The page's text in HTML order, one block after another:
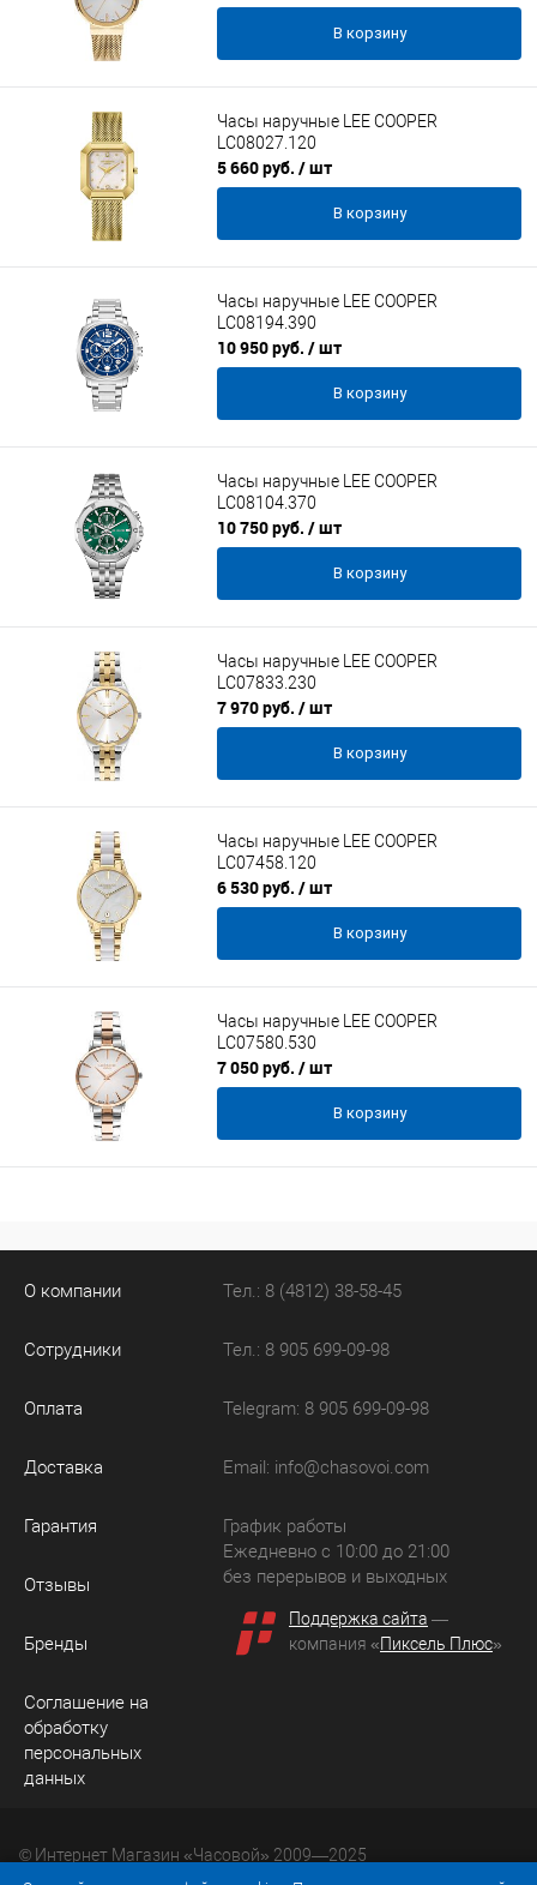
В корзину
Часы наручные LEE COOPER
LC08027.120
5 660 руб. / шт
В корзину
Часы наручные LEE COOPER
LC08194.390
10 950 руб. / шт
В корзину
Часы наручные LEE COOPER
LC08104.370
10 750 руб. / шт
В корзину
Часы наручные LEE COOPER
LC07833.230
7 970 руб. / шт
В корзину
Часы наручные LEE COOPER
LC07458.120
6 530 руб. / шт
В корзину
Часы наручные LEE COOPER
LC07580.530
7 050 руб. / шт
В корзину
О компании
Сотрудники
Оплата
Доставка
Гарантия
Отзывы
Бренды
Соглашение на
обработку
персональных
данных
Тел.: 8 (4812) 38-58-45
Тел.: 8 905 699-09-98
Telegram: 8 905 699-09-98
Email: info@chasovoi.com
График работы
Ежедневно с 10:00 до 21:00
без перерывов и выходных
Поддержка сайта —
компания «Пиксель Плюс»
© Интернет Магазин «Часовой» 2009—2025
Юридический адрес: 214036 Россия, г. Смоленск, ул.